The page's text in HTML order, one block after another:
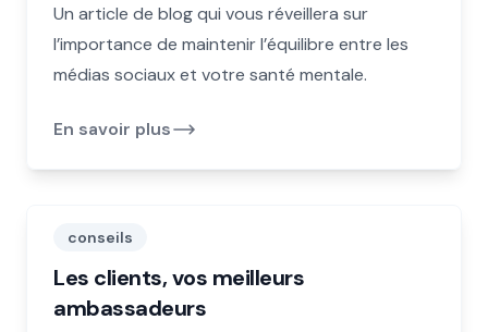
Un article de blog qui vous réveillera sur
l’importance de maintenir l’équilibre entre les
médias sociaux et votre santé mentale.
En savoir plus
conseils
Les clients, vos meilleurs
ambassadeurs